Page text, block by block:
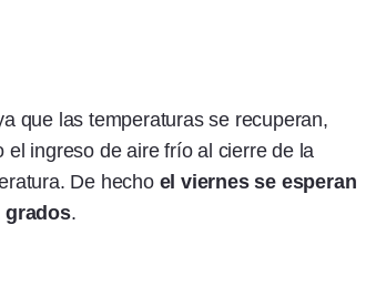
que las temperaturas se recuperan,
el ingreso de aire frío al cierre de la
De hecho el viernes se esperan
grados.